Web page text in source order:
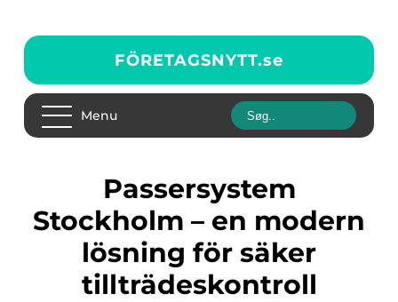
FÖRETAGSNYTT.se
Menu
Passersystem
Stockholm – en modern
lösning för säker
tillträdeskontroll